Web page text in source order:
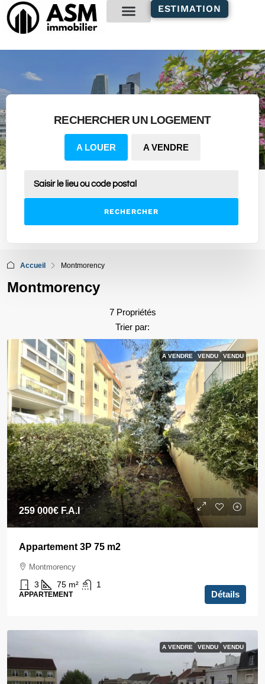
principal
ESTIMATION
RECHERCHER UN LOGEMENT
A LOUER A VENDRE
RECHERCHER
Accueil Montmorency
Montmorency
7 Propriétés
Trier par:
A VENDRE VENDU VENDU
259 000€ F.A.I
Appartement 3P 75 m2
Montmorency
3 75 m² 1
APPARTEMENT Détails
A VENDRE VENDU VENDU